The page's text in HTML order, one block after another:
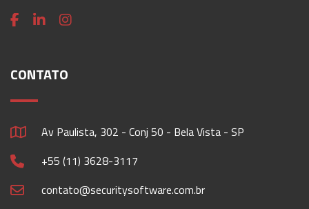
CONTATO
Av Paulista, 302 - Conj 50 - Bela Vista - SP
+55 (11) 3628-3117
contato@securitysoftware.com.br